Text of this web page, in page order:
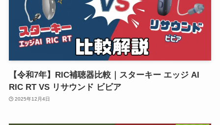
【令和7年】RIC補聴器比較｜スターキー エッジ AI
RIC RT VS リサウンド ビビア
2025年12月4日